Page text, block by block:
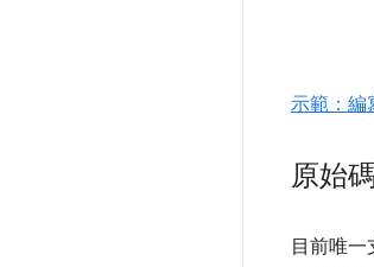
示範：編
原始
目前唯